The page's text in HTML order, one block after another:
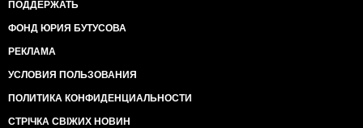
ПОДДЕРЖАТЬ
ФОНД ЮРИЯ БУТУСОВА
РЕКЛАМА
УСЛОВИЯ ПОЛЬЗОВАНИЯ
ПОЛИТИКА КОНФИДЕНЦИАЛЬНОСТИ
СТРІЧКА СВІЖИХ НОВИН